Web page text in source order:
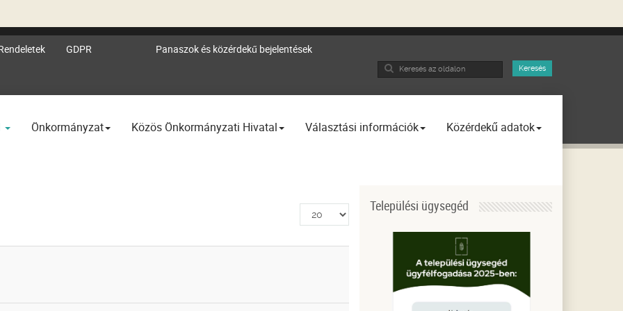
GDPR Panaszok és közérdekű bejelentések
Search
Keresés
Önkormányzat Közös Önkormányzati Hivatal Választási információk Közérdekű adatok
Tételek
#
Települési ügysegéd